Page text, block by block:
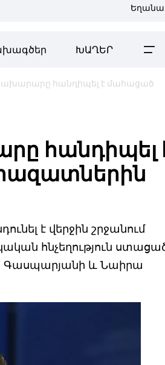
ԽԱՂԵՐ
հանդիպել է մահացած
հանդիպել
է վերջին շրջանում
հնչեղություն
Գասպարյանի և Նաիրա